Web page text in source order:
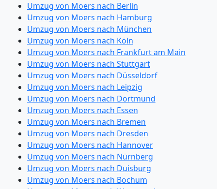
Umzug von Moers nach Berlin
Umzug von Moers nach Hamburg
Umzug von Moers nach München
Umzug von Moers nach Köln
Umzug von Moers nach Frankfurt am Main
Umzug von Moers nach Stuttgart
Umzug von Moers nach Düsseldorf
Umzug von Moers nach Leipzig
Umzug von Moers nach Dortmund
Umzug von Moers nach Essen
Umzug von Moers nach Bremen
Umzug von Moers nach Dresden
Umzug von Moers nach Hannover
Umzug von Moers nach Nürnberg
Umzug von Moers nach Duisburg
Umzug von Moers nach Bochum